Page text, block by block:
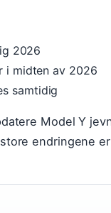
2026
i midten av 2026
samtidig
Model Y
endringene